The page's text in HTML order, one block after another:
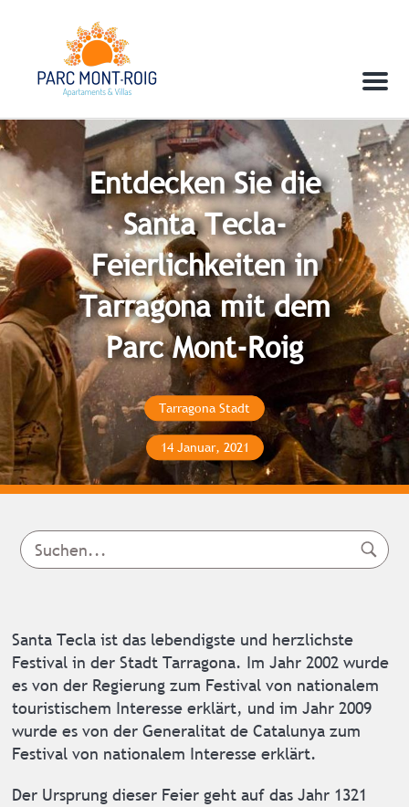
Menu
Entdecken Sie die
Santa Tecla-
Feierlichkeiten in
Tarragona mit dem
Parc Mont-Roig
Tarragona Stadt
14 Januar, 2021
Santa Tecla ist das lebendigste und herzlichste
Festival in der Stadt Tarragona. Im Jahr 2002 wurde
es von der Regierung zum Festival von nationalem
touristischem Interesse erklärt, und im Jahr 2009
wurde es von der Generalitat de Catalunya zum
Festival von nationalem Interesse erklärt.
Der Ursprung dieser Feier geht auf das Jahr 1321